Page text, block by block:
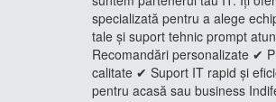
specializată pentru a alege
tale și suport tehnic prompt
Recomandări personalizate ✔
calitate ✔ Suport IT rapid și
pentru acasă sau business